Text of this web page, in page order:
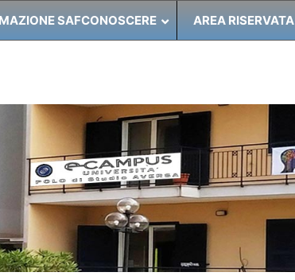
SAFCONOSCERE AREA RISERVATA